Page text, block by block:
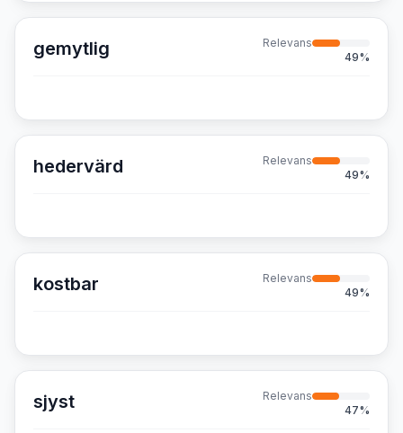
gemytlig
Relevans
49%
hedervärd
Relevans
49%
kostbar
Relevans
49%
sjyst
Relevans
47%